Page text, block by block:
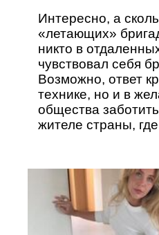
Интересно, а
«летающих»
никто в
чувствовал себя
Возможно, ответ
технике, но и в
общества
жителе страны,